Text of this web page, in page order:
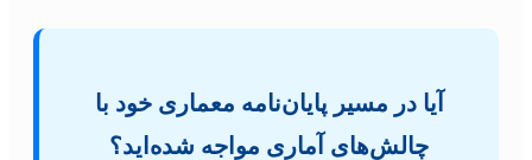
آیا در مسیر پایان‌نامه معماری خود با
چالش‌های آماری مواجه شده‌اید؟